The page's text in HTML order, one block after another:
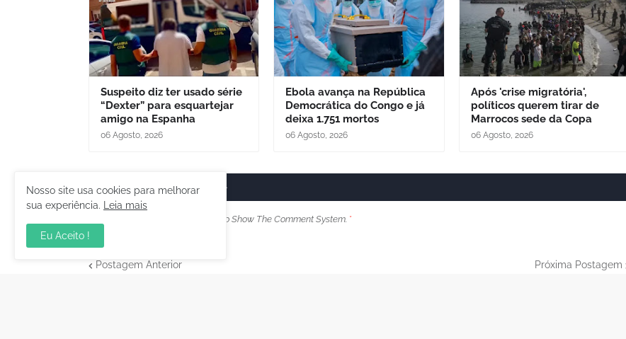
Suspeito diz ter usado série
“Dexter” para esquartejar
amigo na Espanha
06 Agosto, 2026
Ebola avança na República
Democrática do Congo e já
deixa 1.751 mortos
06 Agosto, 2026
Após 'crise migratória',
políticos querem tirar de
Marrocos sede da Copa
06 Agosto, 2026
Postar um comentário
Please Select Embedded Mode To Show The Comment System. *
Postagem Anterior Próxima Postagem
Nosso site usa cookies para melhorar
sua experiência.
Leia mais
Eu Aceito !